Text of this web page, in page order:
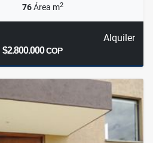
76Área m2
Alquiler
$2.800.000COP